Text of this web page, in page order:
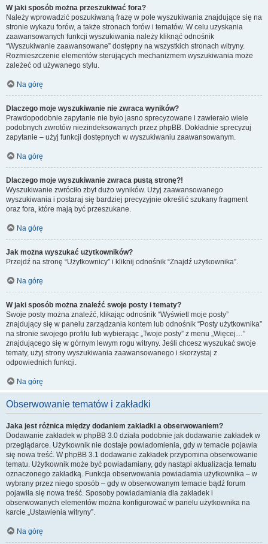
W jaki sposób można przeszukiwać fora?
Należy wprowadzić poszukiwaną frazę w pole wyszukiwania znajdujące się na
stronie wykazu forów, a także stronach forów i tematów. W celu uzyskania
zaawansowanych funkcji wyszukiwania należy kliknąć odnośnik
“Wyszukiwanie zaawansowane” dostępny na wszystkich stronach witryny.
Rozmieszczenie elementów sterujących mechanizmem wyszukiwania może
zależeć od używanego stylu.
Na górę
Dlaczego moje wyszukiwanie nie zwraca wyników?
Prawdopodobnie zapytanie nie było jasno sprecyzowane i zawierało wiele
podobnych zwrotów niezindeksowanych przez phpBB. Dokładnie sprecyzuj
zapytanie – użyj funkcji dostępnych w wyszukiwaniu zaawansowanym.
Na górę
Dlaczego moje wyszukiwanie zwraca pustą stronę?!
Wyszukiwanie zwróciło zbyt dużo wyników. Użyj zaawansowanego
wyszukiwania i postaraj się bardziej precyzyjnie określić szukany fragment
oraz fora, które mają być przeszukane.
Na górę
Jak można wyszukać użytkowników?
Przejdź na stronę “Użytkownicy” i kliknij odnośnik “Znajdź użytkownika”.
Na górę
W jaki sposób można znaleźć swoje posty i tematy?
Swoje posty można znaleźć, klikając odnośnik “Wyświetl moje posty”
znajdujący się w panelu zarządzania kontem lub odnośnik “Posty użytkownika”
na stronie swojego profilu lub wybierając „Twoje posty” z menu „Więcej…”
znajdującego się w górnym lewym rogu witryny. Jeśli chcesz wyszukać swoje
tematy, użyj strony wyszukiwania zaawansowanego i skorzystaj z
odpowiednich funkcji.
Na górę
Obserwowanie tematów i zakładki
Jaka jest różnica między dodaniem zakładki a obserwowaniem?
Dodawanie zakładek w phpBB 3.0 działa podobnie jak dodawanie zakładek w
przeglądarce. Użytkownik nie dostaje powiadomienia, gdy w temacie pojawia
się nowa treść. W phpBB 3.1 dodawanie zakładek przypomina obserwowanie
tematu. Użytkownik może być powiadamiany, gdy nastąpi aktualizacja tematu
oznaczonego zakładką. Funkcja obserwowania powiadamia użytkownika – w
wybrany przez niego sposób – gdy w obserwowanym temacie bądź forum
pojawiła się nowa treść. Sposoby powiadamiania dla zakładek i
obserwowanych elementów można konfigurować w panelu użytkownika na
karcie „Ustawienia witryny”.
Na górę